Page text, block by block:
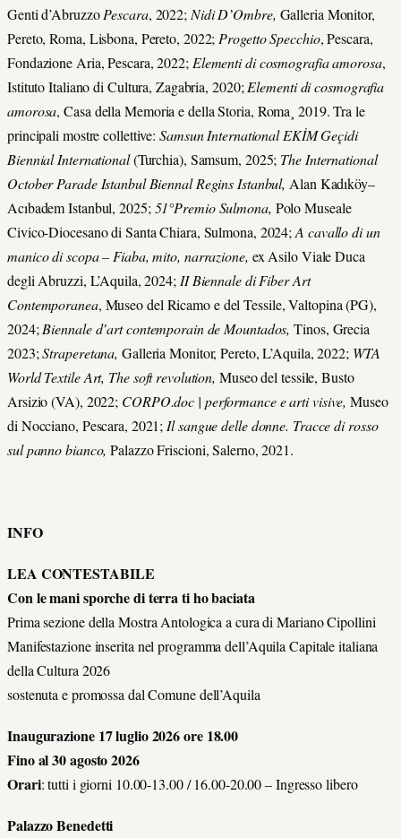
Genti d’AbruzzoPescara, 2022; Nidi D’Ombre, Galleria Monitor,
Pereto, Roma, Lisbona, Pereto, 2022; Progetto Specchio, Pescara,
Fondazione Aria, Pescara, 2022; Elementi di cosmografia amorosa,
Istituto Italiano di Cultura, Zagabria, 2020; Elementi di cosmografia
amorosa, Casa della Memoria e della Storia, Roma¸ 2019. Tra le
principali mostre collettive: Samsun International EKİM Geçidi
Biennial International(Turchia), Samsum, 2025; The International
October Parade Istanbul Biennal Regins Istanbul, Alan Kadıköy–
Acıbadem Istanbul, 2025; 51°Premio Sulmona, Polo Museale
Civico-Diocesano di Santa Chiara, Sulmona, 2024;A cavallo di un
manico di scopa – Fiaba, mito, narrazione, ex Asilo Viale Duca
degli Abruzzi, L’Aquila, 2024; II Biennale di Fiber Art
Contemporanea, Museo del Ricamo e del Tessile, Valtopina (PG),
2024; Biennale d’art contemporain de Mountados,Tinos, Grecia
2023;Straperetana, Galleria Monitor, Pereto, L’Aquila, 2022; WTA
World Textile Art, The soft revolution, Museo del tessile, Busto
Arsizio (VA), 2022; CORPO.doc | performance e arti visive, Museo
di Nocciano, Pescara, 2021; Il sangue delle donne. Tracce di rosso
sul panno bianco, Palazzo Friscioni, Salerno, 2021.
INFO
LEA CONTESTABILE
Con le mani sporche di terra ti ho baciata
Prima sezione della Mostra Antologica a cura di Mariano Cipollini
Manifestazione inserita nel programma dell’Aquila Capitale italiana
della Cultura 2026
sostenuta e promossa dal Comune dell’Aquila
Inaugurazione 17 luglio 2026 ore 18.00
Fino al 30 agosto 2026
Orari: tutti i giorni 10.00-13.00 / 16.00-20.00 – Ingresso libero
Palazzo Benedetti